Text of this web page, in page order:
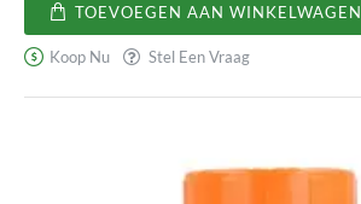
Peques
TOEVOEGEN AAN WINKELWAGEN
Koop Nu Stel Een Vraag